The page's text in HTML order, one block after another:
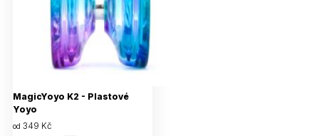
MagicYoyo K2 - Plastové
Yoyo
od 349 Kč